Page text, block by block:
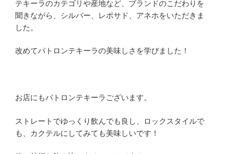
テキーラのカテゴリや産地など、ブランドのこだわりを
聞きながら、シルバー、レポサド、アネホをいただきま
した。
改めてパトロンテキーラの美味しさを学びました！
お店にもパトロンテキーラございます。
ストレートでゆっくり飲んでも良し、ロックスタイルで
も、カクテルにしてみても美味しいです！